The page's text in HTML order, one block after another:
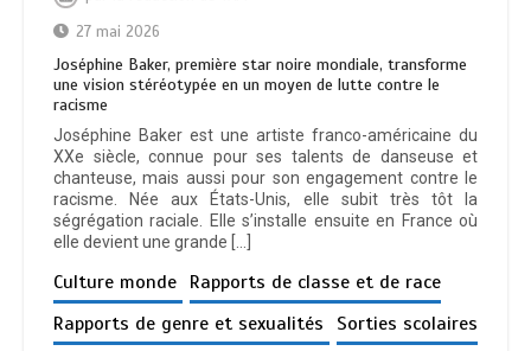
27 mai 2026
Joséphine Baker, première star noire mondiale, transforme
une vision stéréotypée en un moyen de lutte contre le
racisme
Joséphine Baker est une artiste franco-américaine du
XXe siècle, connue pour ses talents de danseuse et
chanteuse, mais aussi pour son engagement contre le
racisme. Née aux États-Unis, elle subit très tôt la
ségrégation raciale. Elle s’installe ensuite en France où
elle devient une grande […]
Culture monde Rapports de classe et de race
Rapports de genre et sexualités
Sorties scolaires